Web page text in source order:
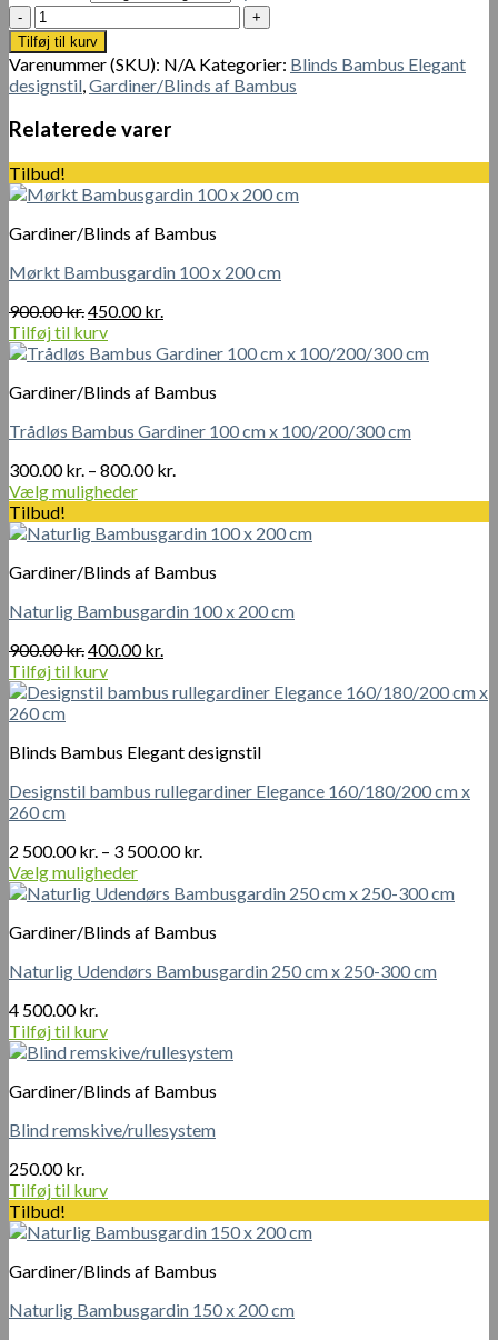
1
200.00 kr.
Designstil
indendørs
bambus
romersk
rullegardin
4
str.
af
60x182
cm,100x180
cm,100x200
cm
og
cm
antal
Tilføj til kurv
Varenummer (SKU): N/A Kategorier: Blinds Bambus Elegant
designstil,Gardiner/Blinds af Bambus
Relaterede varer
Tilbud!
Gardiner/Blinds af Bambus
Mørkt Bambusgardin 100 x 200 cm
900.00kr.Den
oprindelige
pris
900.00 kr..
450.00kr.
pris
450.00 kr..
Tilføj til kurv
Gardiner/Blinds af Bambus
Trådløs Bambus Gardiner 100 cm x 100/200/300 cm
300.00kr. – 800.00kr.
800.00 kr.
Vælg muligheder
Dette
vare
flere
Mulighederne
vælges
på
varesiden
Tilbud!
Gardiner/Blinds af Bambus
Naturlig Bambusgardin 100 x 200 cm
900.00kr.Den
oprindelige
pris
400.00kr.
pris
Tilføj til kurv
Blinds Bambus Elegant designstil
Designstil bambus rullegardiner Elegance 160/180/200 cm x
260 cm
2 500.00kr. – 3 500.00kr.
500.00 kr.
3
Vælg muligheder
Dette
har
varianter.
kan
vælges
på
varesiden
Gardiner/Blinds af Bambus
Naturlig Udendørs Bambusgardin 250 cm x 250-300 cm
4 500.00kr.
Tilføj til kurv
Gardiner/Blinds af Bambus
Blind remskive/rullesystem
250.00kr.
Tilføj til kurv
Tilbud!
Gardiner/Blinds af Bambus
Naturlig Bambusgardin 150 x 200 cm